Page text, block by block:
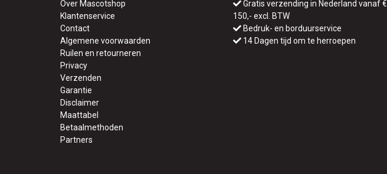
Over Mascotshop
Klantenservice
Contact
Algemene voorwaarden
Ruilen en retourneren
Privacy
Verzenden
Garantie
Disclaimer
Maattabel
Betaalmethoden
Partners
Gratis verzending in Nederland vanaf €
150,- excl. BTW
Bedruk- en borduurservice
14 Dagen tijd om te herroepen